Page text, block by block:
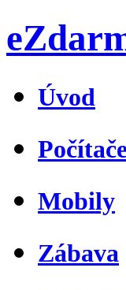
Úvod
Mobily
Zábava